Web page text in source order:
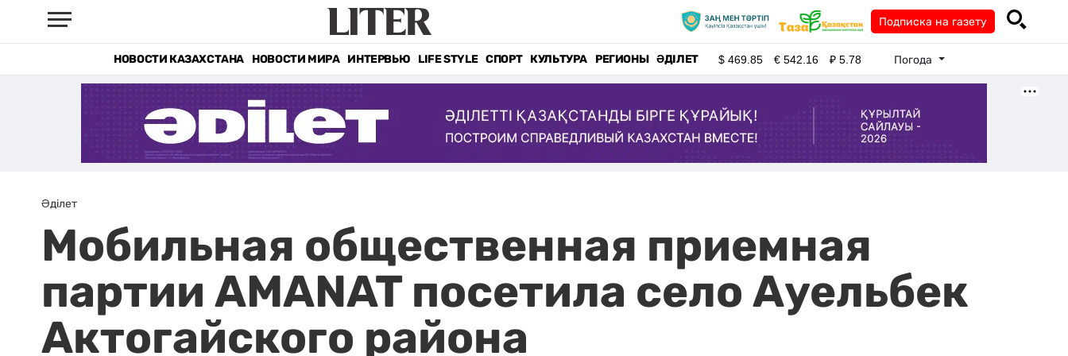
Подписка на газету
НОВОСТИ КАЗАХСТАНА НОВОСТИ МИРА ИНТЕРВЬЮ LIFE STYLE СПОРТ КУЛЬТУРА РЕГИОНЫ ӘДІЛЕТ $469.85 €542.16 ₽5.78 Погода
Әділет
Мобильная общественная приемная
партии AMANAT посетила село Ауельбек
Актогайского района